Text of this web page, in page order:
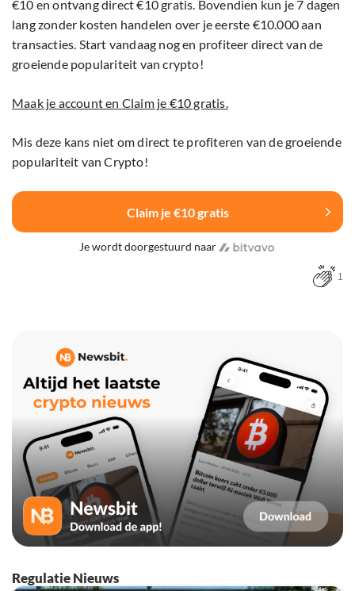
€10 en ontvang direct €10 gratis. Bovendien kun je 7 dagen
lang zonder kosten handelen over je eerste €10.000 aan
transacties. Start vandaag nog en profiteer direct van de
groeiende populariteit van crypto!
Maak je account en Claim je €10 gratis.
Mis deze kans niet om direct te profiteren van de groeiende
populariteit van Crypto!
Claim je €10 gratis
Je wordt doorgestuurd naar
1
Regulatie Nieuws